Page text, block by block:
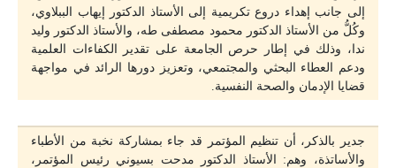
إلى جانب إهداء دروع تكريمية إلى الأستاذ الدكتور إيهاب الببلاوي،
وكُلُّ من الأستاذ الدكتور محمود مصطفى طه، والأستاذ الدكتور وليد
ندا، وذلك في إطار حرص الجامعة على تقدير الكفاءات العلمية
ودعم العطاء البحثي والمجتمعي، وتعزيز دورها الرائد في مواجهة
قضايا الإدمان والصحة النفسية.
جدير بالذكر، أن تنظيم المؤتمر قد جاء بمشاركة نخبة من الأطباء
والأساتذة، وهم: الأستاذ الدكتور مدحت بسيوني رئيس المؤتمر،